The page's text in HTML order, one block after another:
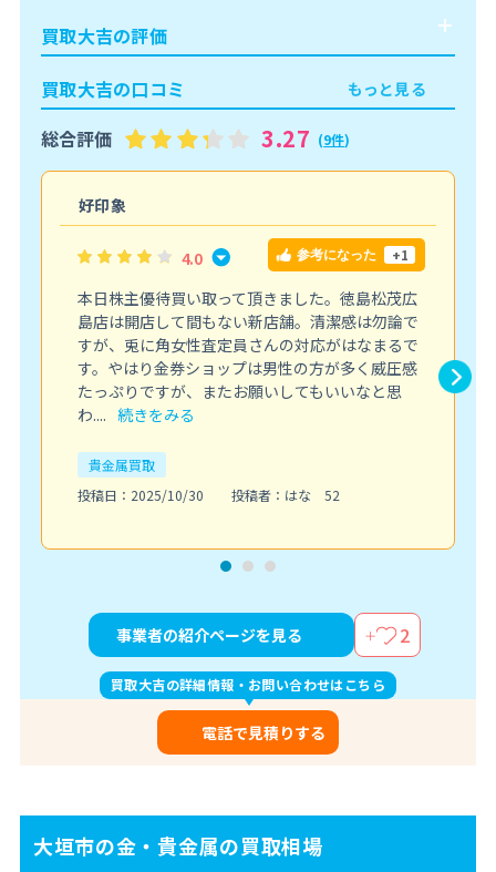
買取大吉の評価
買取大吉の口コミ
もっと見る
総合評価 3.27 (9件)
好印象
4.0 参考になった +1
本日株主優待買い取って頂きました。徳島松茂広
島店は開店して間もない新店舗。清潔感は勿論で
すが、兎に角女性査定員さんの対応がはなまるで
す。やはり金券ショップは男性の方が多く威圧感
たっぷりですが、またお願いしてもいいなと思
わ.... 続きをみる
貴金属買取
投稿日：2025/10/30
投稿者：はな 52
事業者の紹介ページを見る 2
買取大吉の詳細情報・お問い合わせはこちら
電話で見積りする
大垣市の金・貴金属の買取相場